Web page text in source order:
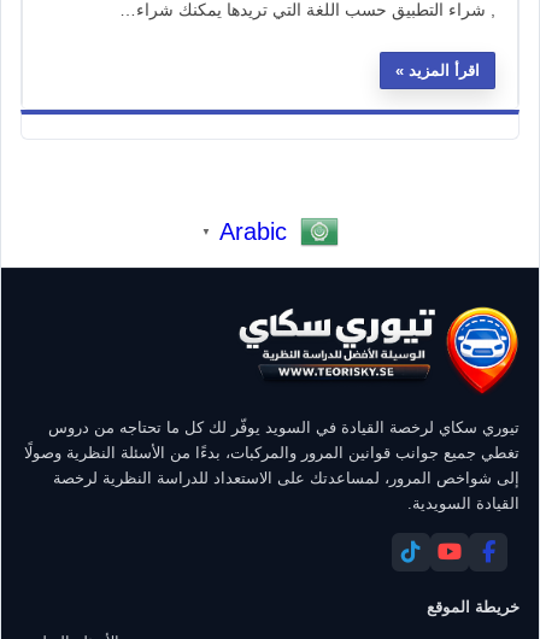
, شراء التطبيق حسب اللغة التي تريدها يمكنك شراء…
اقرأ المزيد
Arabic
▼
تيوري سكاي لرخصة القيادة في السويد يوفّر لك كل ما تحتاجه من دروس
تغطي جميع جوانب قوانين المرور والمركبات، بدءًا من الأسئلة النظرية وصولًا
إلى شواخص المرور، لمساعدتك على الاستعداد للدراسة النظرية لرخصة
القيادة السويدية.
خريطة الموقع